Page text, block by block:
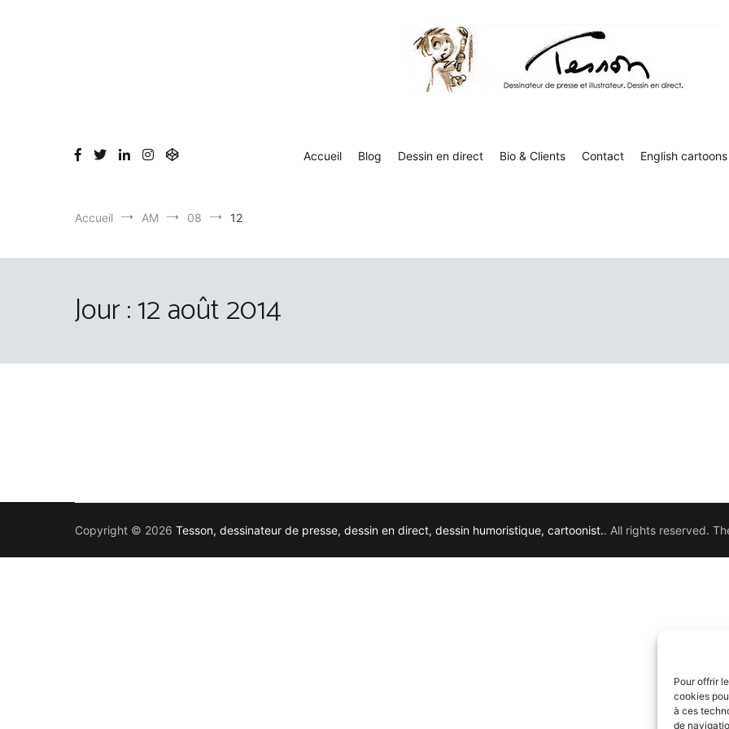
Pour offrir
cookies
à ces
de
Accueil Blog Dessin en direct Bio & Clients Contact English cartoons
Accueil AM 08 12
Jour :12 août 2014
Copyright © 2026 Tesson, dessinateur de presse, dessin en direct, dessin humoristique, cartoonist.. All rights reserved.